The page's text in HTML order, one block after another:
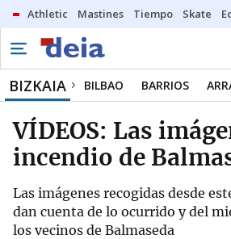
Athletic Mastines Tiempo Skate
BIZKAIA BILBAO BARRIOS
VÍDEOS: Las
incendio de
Las imágenes recogidas desde
dan cuenta de lo ocurrido y del
los vecinos de Balmaseda